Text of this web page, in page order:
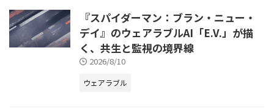
『スパイダーマン：ブラン・ニュー・
デイ』のウェアラブルAI「E.V.」が描
く、共生と監視の境界線
2026/8/10
ウェアラブル